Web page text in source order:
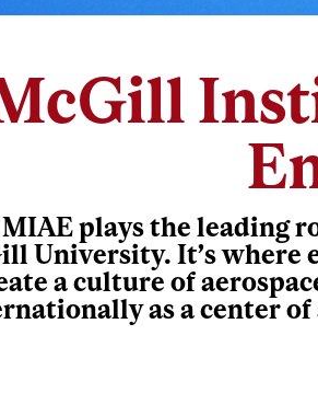
plays the leading
University. It’s where
a culture of
as a center of